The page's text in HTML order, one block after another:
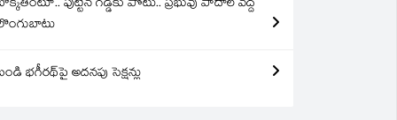
పుట్టిన గడ్డకు పోటు.. ప్రభువు పాదాల వద్ద
భగీరథ్‌పై అదనపు సెక్షన్లు